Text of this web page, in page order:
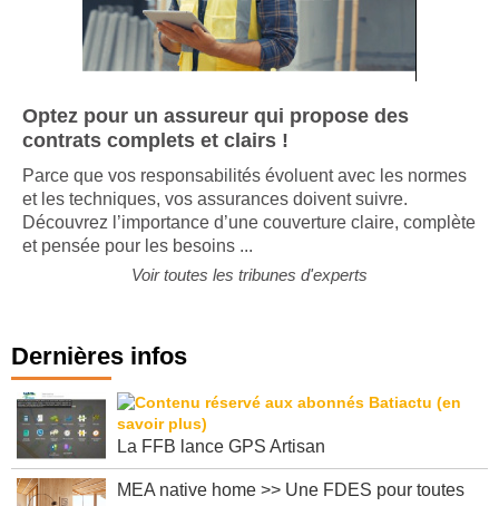
Optez pour un assureur qui propose des
contrats complets et clairs !
Parce que vos responsabilités évoluent avec les normes
et les techniques, vos assurances doivent suivre.
Découvrez l’importance d’une couverture claire, complète
et pensée pour les besoins ...
Voir toutes les tribunes d'experts
Dernières infos
La FFB lance GPS Artisan
MEA native home >> Une FDES pour toutes